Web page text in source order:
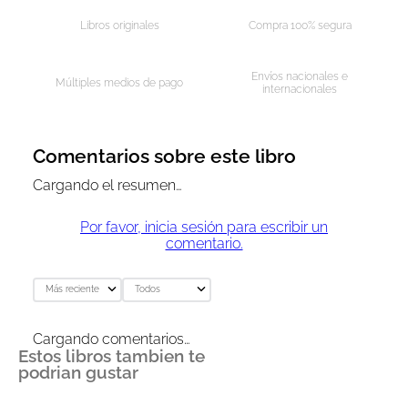
Libros originales Compra 100% segura
Múltiples medios de pago
Envíos nacionales e
internacionales
Comentarios sobre este libro
Cargando el resumen…
Por favor, inicia sesión para escribir un
comentario.
Más reciente Todos
Cargando comentarios…
Estos libros tambien te
podrian gustar